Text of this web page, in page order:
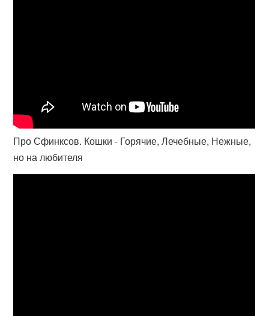
Про Сфинксов. Кошки - Горячие, Лечебные, Нежные,
но на любителя